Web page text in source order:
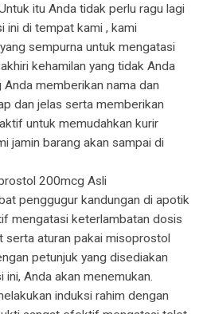
itu Anda tidak perlu ragu lagi
ini di tempat kami , kami
sempurna untuk mengatasi
kehamilan yang tidak Anda
memberikan nama dan
dan jelas serta memberikan
untuk memudahkan kurir
jamin barang akan sampai di
200mcg Asli
penggugur kandungan di apotik
mengatasi keterlambatan dosis
serta aturan pakai misoprostol
petunjuk yang disediakan
Anda akan menemukan.
induksi rahim dengan